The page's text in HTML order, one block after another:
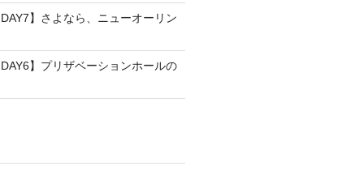
】さよなら、ニューオーリン
】プリザベーションホールの